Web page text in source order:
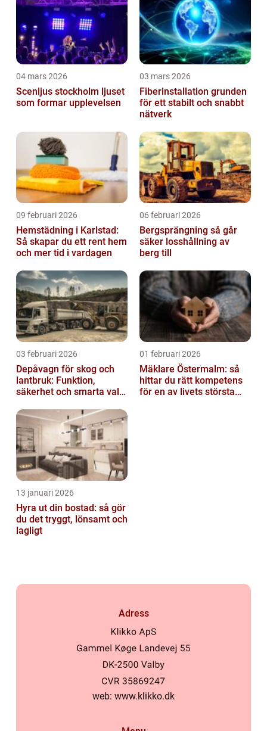
04 mars 2026
Scenljus stockholm ljuset
som formar upplevelsen
03 mars 2026
Fiberinstallation grunden
för ett stabilt och snabbt
nätverk
09 februari 2026
Hemstädning i Karlstad:
Så skapar du ett rent hem
och mer tid i vardagen
06 februari 2026
Bergsprängning så går
säker losshållning av
berg till
03 februari 2026
Depåvagn för skog och
lantbruk: Funktion,
säkerhet och smarta val
01 februari 2026
Mäklare Östermalm: så
hittar du rätt kompetens
för en av livets största
13 januari 2026
Hyra ut din bostad: så gör
du det tryggt, lönsamt och
lagligt
Adress
web: www.klikko.dk